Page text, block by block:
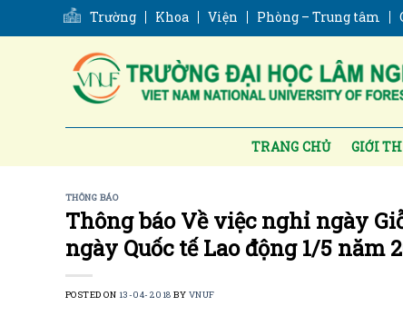
Trường Khoa Viện Phòng – Trung tâm
TRANG CHỦ GIỚI
THÔNG BÁO
Thông báo Về việc nghỉ ngày
ngày Quốc tế Lao động 1/5 năm
POSTED ON 13-04-2018 BY VNUF